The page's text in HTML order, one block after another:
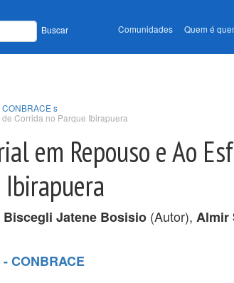
Buscar Comunidades Quem é
s
Corrida no Parque Ibirapuera
em Repouso e Ao
Biscegli Jatene Bosisio (Autor), Almir
CONBRACE